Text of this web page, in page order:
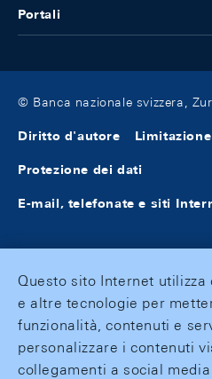
Portali
© Banca nazionale svizzera,
Diritto d'autore
Protezione dei dati
E-mail, telefonate e siti
Questo sito Internet
e altre tecnologie per
funzionalità, contenuti e
personalizzare i contenuti
collegamenti a social